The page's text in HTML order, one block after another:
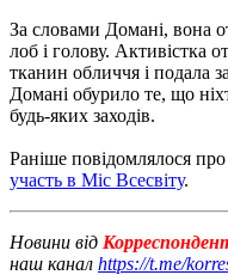
За словами Домані, вона
лоб і голову. Активістка
тканин обличчя і подала
Домані обурило те, що
будь-яких заходів.
Раніше повідомлялося
участь в Міс Всесвіту.
Новини від
наш канал https://t.me/